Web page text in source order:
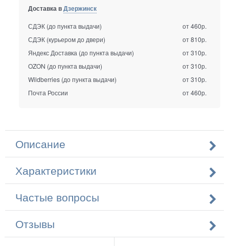
Доставка вДзержинск
СДЭК (до пункта выдачи)
от 460р.
СДЭК (курьером до двери)
от 810р.
Яндекс Доставка (до пункта выдачи)
от 310р.
OZON (до пункта выдачи)
от 310р.
Wildberries (до пункта выдачи)
от 310р.
Почта России
от 460р.
Описание
Характеристики
Частые вопросы
Отзывы